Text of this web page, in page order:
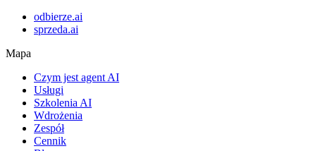
odbierze.ai
sprzeda.ai
Mapa
Czym jest agent AI
Usługi
Szkolenia AI
Wdrożenia
Zespół
Cennik